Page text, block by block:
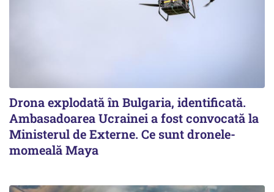
Drona explodată în Bulgaria, identificată.
Ambasadoarea Ucrainei a fost convocată la
Ministerul de Externe. Ce sunt dronele-
momeală Maya